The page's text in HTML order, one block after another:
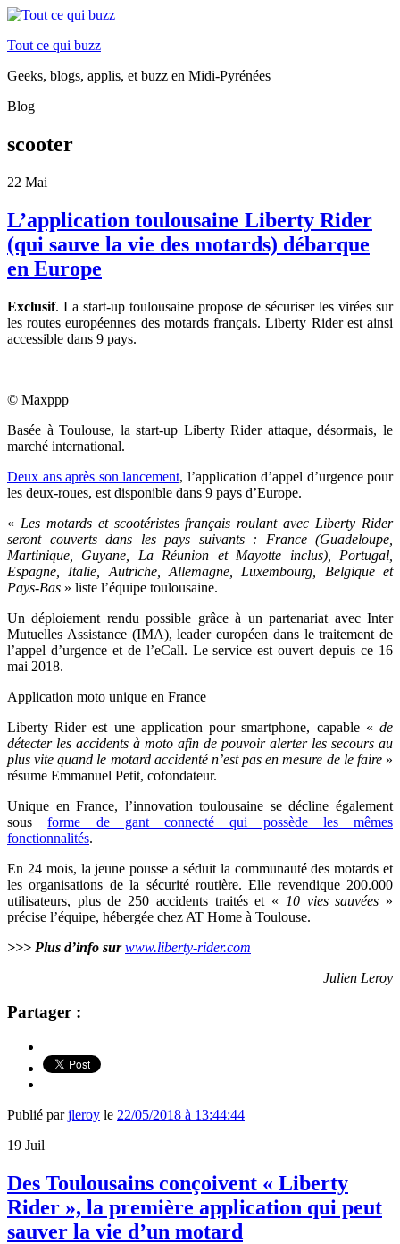
Tout ce qui buzz
Geeks, blogs, applis, et buzz en Midi-Pyrénées
Blog
scooter
22 Mai
L’application toulousaine Liberty Rider
(qui sauve la vie des motards) débarque
en Europe
Exclusif. La start-up toulousaine propose de sécuriser les virées sur
les routes européennes des motards français. Liberty Rider est ainsi
accessible dans 9 pays.
© Maxppp
Basée à Toulouse, la start-up Liberty Rider attaque, désormais, le
marché international.
Deux ans après son lancement, l’application d’appel d’urgence pour
les deux-roues, est disponible dans 9 pays d’Europe.
« Les motards et scootéristes français roulant avec Liberty Rider
seront couverts dans les pays suivants : France (Guadeloupe,
Martinique, Guyane, La Réunion et Mayotte inclus), Portugal,
Espagne, Italie, Autriche, Allemagne, Luxembourg, Belgique et
Pays-Bas » liste l’équipe toulousaine.
Un déploiement rendu possible grâce à un partenariat avec Inter
Mutuelles Assistance (IMA), leader européen dans le traitement de
l’appel d’urgence et de l’eCall. Le service est ouvert depuis ce 16
mai 2018.
Application moto unique en France
Liberty Rider est une application pour smartphone, capable « de
détecter les accidents à moto afin de pouvoir alerter les secours au
plus vite quand le motard accidenté n’est pas en mesure de le faire»
résume Emmanuel Petit, cofondateur.
Unique en France, l’innovation toulousaine se décline également
sousforme de gant connecté qui possède les mêmes
fonctionnalités.
En 24 mois, la jeune pousse a séduit la communauté des motards et
les organisations de la sécurité routière. Elle revendique 200.000
utilisateurs, plus de 250 accidents traités et «
10 vies sauvées »
précise l’équipe, hébergée chez AT Home à Toulouse.
>>> Plus d’info sur www.liberty-rider.com
Julien Leroy
Partager :
Publié parjleroy le 22/05/2018 à 13:44:44
19 Juil
Des Toulousains conçoivent « Liberty
Rider », la première application qui peut
sauver la vie d’un motard